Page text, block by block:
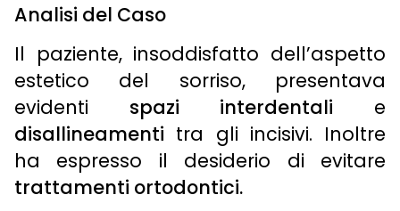
Analisi del Caso
Il paziente, insoddisfatto dell’aspetto
estetico del sorriso, presentava
evidenti spazi interdentali e
disallineamenti tra gli incisivi. Inoltre
ha espresso il desiderio di evitare
trattamenti ortodontici.